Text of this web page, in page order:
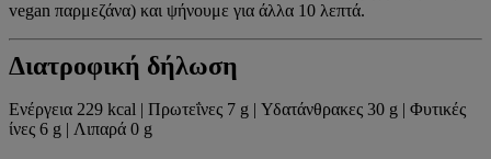
vegan παρμεζάνα) και ψήνουμε για άλλα 10 λεπτά.
Διατροφική δήλωση
Ενέργεια 229 kcal | Πρωτεΐνες 7 g | Υδατάνθρακες 30 g | Φυτικές
ίνες 6 g | Λιπαρά 0 g